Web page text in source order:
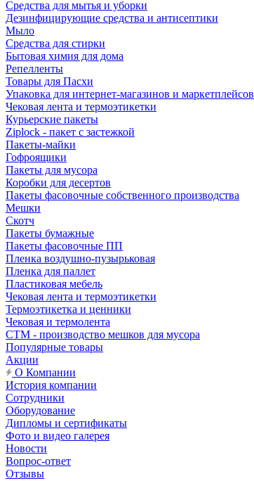
Средства для мытья и уборки
Дезинфицирующие средства и антисептики
Мыло
Средства для стирки
Бытовая химия для дома
Репелленты
Товары для Пасхи
Упаковка для интернет-магазинов и маркетплейсов
Чековая лента и термоэтикетки
Курьерские пакеты
Ziplock - пакет с застежкой
Пакеты-майки
Гофроящики
Пакеты для мусора
Коробки для десертов
Пакеты фасовочные собственного производства
Мешки
Скотч
Пакеты бумажные
Пакеты фасовочные ПП
Пленка воздушно-пузырьковая
Пленка для паллет
Пластиковая мебель
Чековая лента и термоэтикетки
Термоэтикетка и ценники
Чековая и термолента
СТМ - производство мешков для мусора
Популярные товары
Акции
О Компании
История компании
Сотрудники
Оборудование
Дипломы и сертификаты
Фото и видео галерея
Новости
Вопрос-ответ
Отзывы